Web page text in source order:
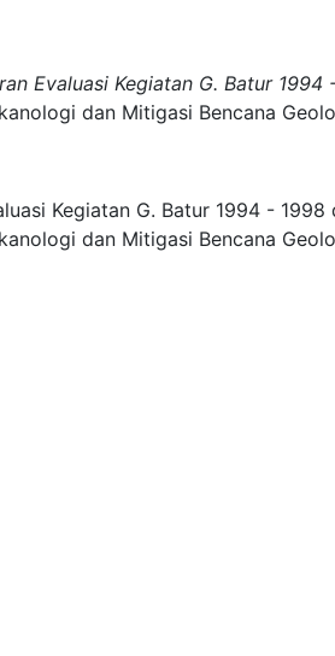
Evaluasi Kegiatan G. Batur
dan Mitigasi Bencana
Kegiatan G. Batur 1994 -
dan Mitigasi Bencana